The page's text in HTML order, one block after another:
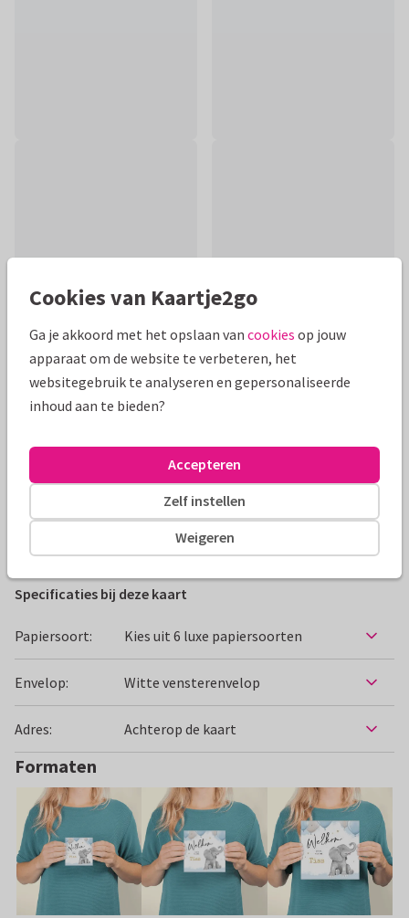
Productinformatie
schattig olifantje, waterverf, gouden hartjes en ballonnen.
Alle kaarten zijn helemaal naar wens aan te passen
Paperhugs - by Lidy
Specificaties bij deze kaart
Papiersoort: Kies uit 6 luxe papiersoorten
Envelop: Witte vensterenvelop
Adres: Achterop de kaart
Formaten
Cookies van Kaartje2go
Ga je akkoord met het opslaan van cookies op jouw
apparaat om de website te verbeteren, het
websitegebruik te analyseren en gepersonaliseerde
inhoud aan te bieden?
Weigeren
Zelf instellen
Accepteren